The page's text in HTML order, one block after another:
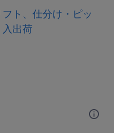
ト、仕分け・ピッ
出荷